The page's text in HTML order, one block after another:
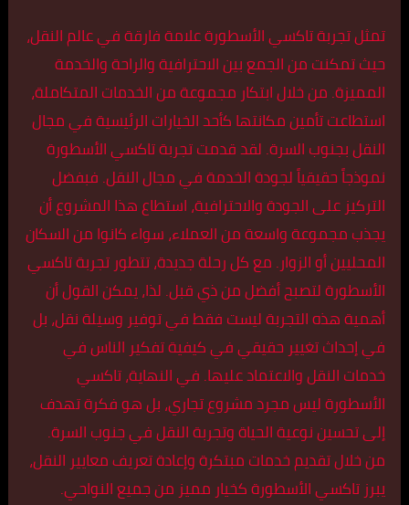
تمثل تجربة تاكسي الأسطورة علامة فارقة في عالم النقل،
حيث تمكنت من الجمع بين الاحترافية والراحة والخدمة
المميزة. من خلال ابتكار مجموعة من الخدمات المتكاملة،
استطاعت تأمين مكانتها كأحد الخيارات الرئيسية في مجال
النقل بجنوب السرة. لقد قدمت تجربة تاكسي الأسطورة
نموذجاً حقيقياً لجودة الخدمة في مجال النقل. فبفضل
التركيز على الجودة والاحترافية، استطاع هذا المشروع أن
يجذب مجموعة واسعة من العملاء، سواء كانوا من السكان
المحليين أو الزوار. مع كل رحلة جديدة، تتطور تجربة تاكسي
الأسطورة لتصبح أفضل من ذي قبل. لذا، يمكن القول أن
أهمية هذه التجربة ليست فقط في توفير وسيلة نقل، بل
في إحداث تغيير حقيقي في كيفية تفكير الناس في
خدمات النقل والاعتماد عليها. في النهاية، تاكسي
الأسطورة ليس مجرد مشروع تجاري، بل هو فكرة تهدف
إلى تحسين نوعية الحياة وتجربة النقل في جنوب السرة.
من خلال تقديم خدمات مبتكرة وإعادة تعريف معايير النقل،
يبرز تاكسي الأسطورة كخيار مميز من جميع النواحي.